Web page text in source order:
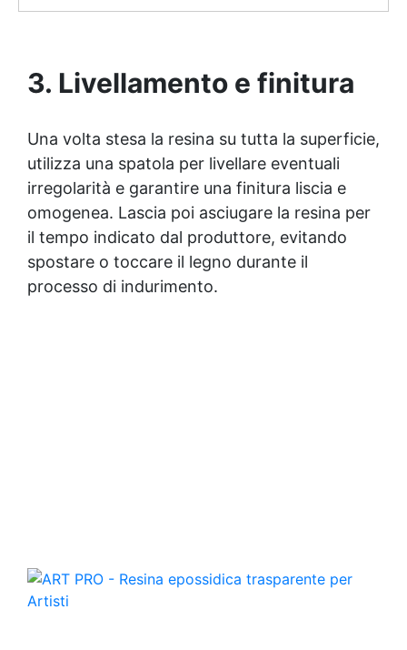
3. Livellamento e finitura
Una volta stesa la resina su tutta la superficie,
utilizza una spatola per livellare eventuali
irregolarità e garantire una finitura liscia e
omogenea. Lascia poi asciugare la resina per
il tempo indicato dal produttore, evitando
spostare o toccare il legno durante il
processo di indurimento.